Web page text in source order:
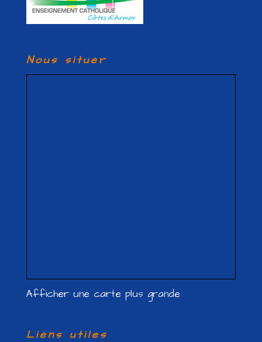
Nous situer
Afficher une carte plus grande
Liens utiles